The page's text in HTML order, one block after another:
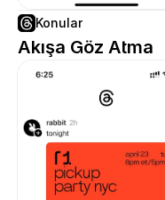
Konular
Akışa Göz Atma